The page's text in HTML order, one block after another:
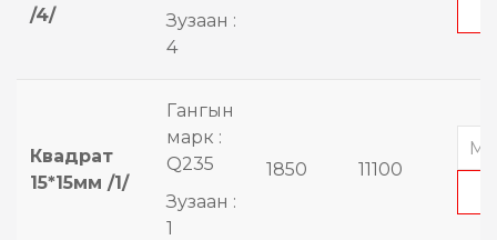
/4/
Зузаан :
4
Квадрат
15*15мм /1/
Гангын
марк :
Q235
Зузаан :
1
1850 11100